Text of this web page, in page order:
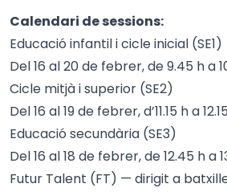
Calendari de sessions:
Educació infantil i cicle inicial (SE1)
Del 16 al 20 de febrer, de 9.45 h a
Cicle mitjà i superior (SE2)
Del 16 al 19 de febrer, d’11.15 h a
Educació secundària (SE3)
Del 16 al 18 de febrer, de 12.45 h a
Futur Talent (FT) — dirigit a